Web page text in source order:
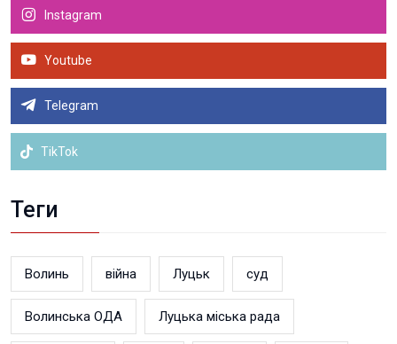
Instagram
Youtube
Telegram
TikTok
Теги
Волинь війна Луцьк суд
Волинська ОДА Луцька міська рада